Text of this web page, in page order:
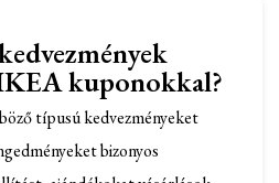
kuponokkal?
típusú kedvezményeket
bizonyos